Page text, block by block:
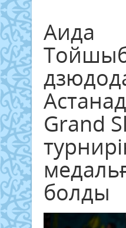
Аида
Grand
болды